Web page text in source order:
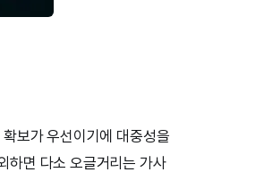
보가 우선이기에 대중성을
하면 다소 오글거리는 가사